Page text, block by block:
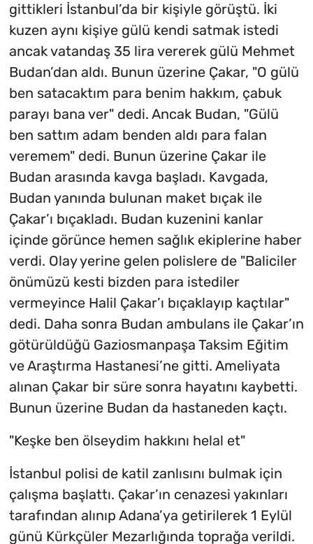
gittikleri İstanbul’da bir kişiyle görüştü. İki
kuzen aynı kişiye gülü kendi satmak istedi
ancak vatandaş 35 lira vererek gülü Mehmet
Budan’dan aldı. Bunun üzerine Çakar, "O gülü
ben satacaktım para benim hakkım, çabuk
parayı bana ver" dedi. Ancak Budan, "Gülü
ben sattım adam benden aldı para falan
veremem" dedi. Bunun üzerine Çakar ile
Budan arasında kavga başladı. Kavgada,
Budan yanında bulunan maket bıçak ile
Çakar’ı bıçakladı. Budan kuzenini kanlar
içinde görünce hemen sağlık ekiplerine haber
verdi. Olay yerine gelen polislere de "Baliciler
önümüzü kesti bizden para istediler
vermeyince Halil Çakar’ı bıçaklayıp kaçtılar"
dedi. Daha sonra Budan ambulans ile Çakar’ın
götürüldüğü Gaziosmanpaşa Taksim Eğitim
ve Araştırma Hastanesi’ne gitti. Ameliyata
alınan Çakar bir süre sonra hayatını kaybetti.
Bunun üzerine Budan da hastaneden kaçtı.
"Keşke ben ölseydim hakkını helal et"
İstanbul polisi de katil zanlısını bulmak için
çalışma başlattı. Çakar’ın cenazesi yakınları
tarafından alınıp Adana’ya getirilerek 1 Eylül
günü Kürkçüler Mezarlığında toprağa verildi.